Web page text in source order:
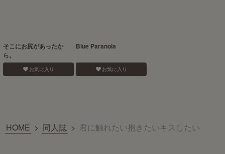
そこにお尻があったか
ら。
お気に入り
Blue Paranoia
お気に入り
HOME > 同人誌 > 君に触れたい抱きたいキスしたい